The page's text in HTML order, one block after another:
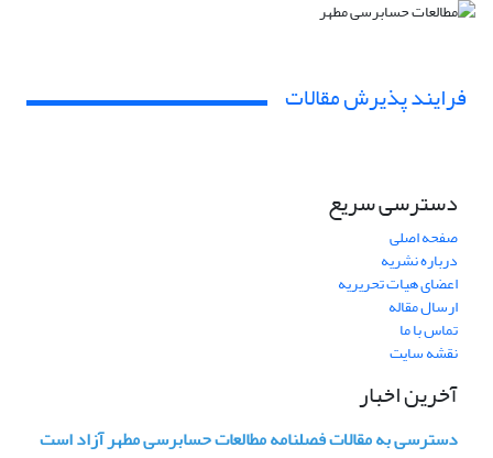
فرایند پذیرش مقالات
دسترسی سریع
صفحه اصلی
درباره نشریه
اعضای هیات تحریریه
ارسال مقاله
تماس با ما
نقشه سایت
آخرین اخبار
دسترسی به مقالات فصلنامه مطالعات حسابرسی مطهر آزاد است